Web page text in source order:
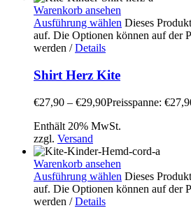
Warenkorb ansehen
Ausführung wählen Dieses
auf. Die Optionen können auf der
werden / Details
Shirt Herz Kite
€27,90 – €29,90Preisspanne:
Enthält 20% MwSt.
zzgl. Versand
Warenkorb ansehen
Ausführung wählen Dieses
auf. Die Optionen können auf der
werden / Details